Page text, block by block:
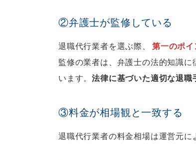
②弁護士が監修している
退職代行業者を選ぶ際、 第一のポイ
監修の業者は、弁護士の法的知識
います。法律に基づいた適切な退職
③料金が相場観と一致する
退職代行業者の料金相場は運営元に